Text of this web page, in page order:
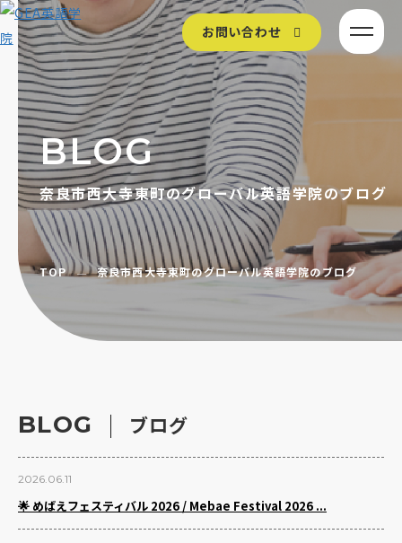
お問い合わせ
BLOG
奈良市西大寺東町のグローバル英語学院のブログ
TOP 奈良市西大寺東町のグローバル英語学院のブログ
BLOG ブログ
2026.06.11
🌟 めばえフェスティバル 2026 / Mebae Festival 2026 ...